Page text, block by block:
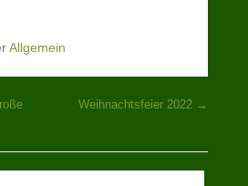
Allgemein
Weihnachtsfeier 2022 →